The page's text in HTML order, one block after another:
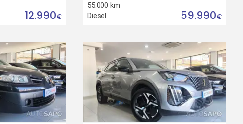
12.990€
55.000 km
Diesel
59.990€